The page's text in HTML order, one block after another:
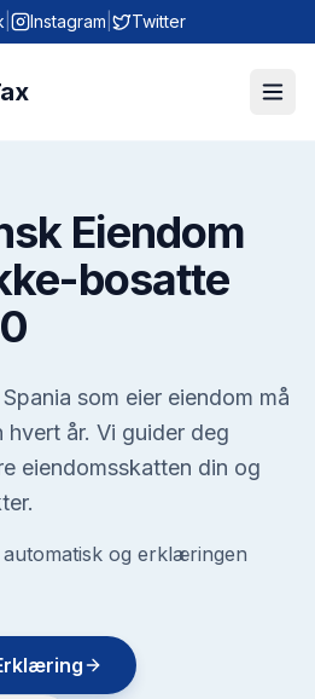
Instagram Twitter
Eiendom
bosatte
som eier eiendom må
år. Vi guider deg
eiendomsskatten din og
og erklæringen